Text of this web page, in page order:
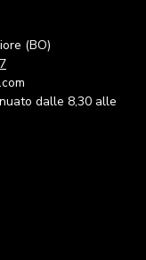
(BO)
dalle 8,30 alle